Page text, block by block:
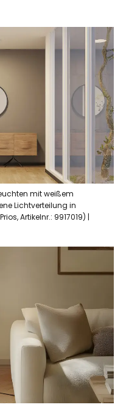
mit weißem
Lichtverteilung in
Artikelnr.: 9917019) |